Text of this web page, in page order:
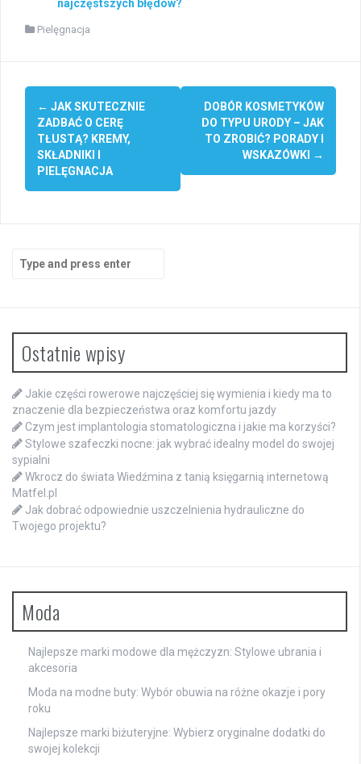
najczęstszych błędów?
Pielęgnacja
Post
navigation
← JAK SKUTECZNIE
ZADBAĆ O CERĘ
TŁUSTĄ? KREMY,
SKŁADNIKI I
PIELĘGNACJA
DOBÓR KOSMETYKÓW
DO TYPU URODY – JAK
TO ZROBIĆ? PORADY I
WSKAZÓWKI →
Search
for:
Ostatnie wpisy
Jakie części rowerowe najczęściej się wymienia i kiedy ma to
znaczenie dla bezpieczeństwa oraz komfortu jazdy
Czym jest implantologia stomatologiczna i jakie ma korzyści?
Stylowe szafeczki nocne: jak wybrać idealny model do swojej
sypialni
Wkrocz do świata Wiedźmina z tanią księgarnią internetową
Matfel.pl
Jak dobrać odpowiednie uszczelnienia hydrauliczne do
Twojego projektu?
Moda
Najlepsze marki modowe dla mężczyzn: Stylowe ubrania i
akcesoria
Moda na modne buty: Wybór obuwia na różne okazje i pory
roku
Najlepsze marki biżuteryjne: Wybierz oryginalne dodatki do
swojej kolekcji